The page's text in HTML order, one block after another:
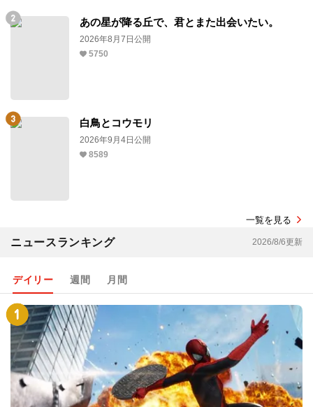
あの星が降る丘で、君とまた出会いたい。
2026年8月7日公開
5750
白鳥とコウモリ
2026年9月4日公開
8589
一覧を見る
ニュースランキング 2026/8/6更新
デイリー 週間 月間